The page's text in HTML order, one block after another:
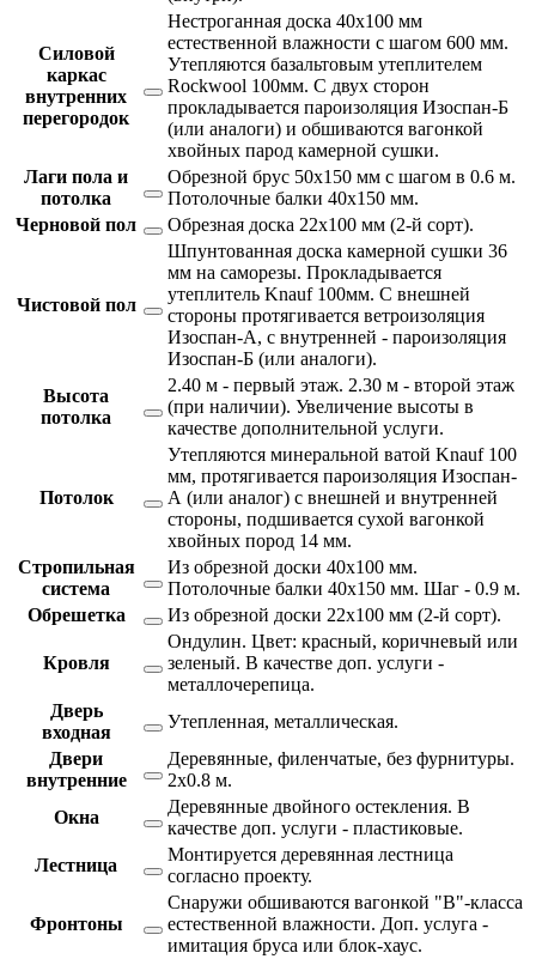
Силовой
каркас
внутренних
перегородок
Нестроганная доска 40х100 мм
естественной влажности с шагом 600 мм.
Утепляются базальтовым утеплителем
Rockwool 100мм. С двух сторон
прокладывается пароизоляция Изоспан-Б
(или аналоги) и обшиваются вагонкой
хвойных парод камерной сушки.
Лаги пола и
потолка
Обрезной брус 50х150 мм с шагом в 0.6 м.
Потолочные балки 40х150 мм.
Черновой пол
Обрезная доска 22х100 мм (2-й сорт).
Чистовой пол
Шпунтованная доска камерной сушки 36
мм на саморезы. Прокладывается
утеплитель Knauf 100мм. С внешней
стороны протягивается ветроизоляция
Изоспан-А, с внутренней - пароизоляция
Изоспан-Б (или аналоги).
Высота
потолка
2.40 м - первый этаж. 2.30 м - второй этаж
(при наличии). Увеличение высоты в
качестве дополнительной услуги.
Потолок
Утепляются минеральной ватой Knauf 100
мм, протягивается пароизоляция Изоспан-
А (или аналог) с внешней и внутренней
стороны, подшивается сухой вагонкой
хвойных пород 14 мм.
Стропильная
система
Из обрезной доски 40х100 мм.
Потолочные балки 40х150 мм. Шаг - 0.9 м.
Обрешетка
Из обрезной доски 22х100 мм (2-й сорт).
Кровля
Ондулин. Цвет: красный, коричневый или
зеленый. В качестве доп. услуги -
металлочерепица.
Дверь
входная
Утепленная, металлическая.
Двери
внутренние
Деревянные, филенчатые, без фурнитуры.
2х0.8 м.
Окна
Деревянные двойного остекления. В
качестве доп. услуги - пластиковые.
Лестница
Монтируется деревянная лестница
согласно проекту.
Фронтоны
Снаружи обшиваются вагонкой "В"-класса
естественной влажности. Доп. услуга -
имитация бруса или блок-хаус.